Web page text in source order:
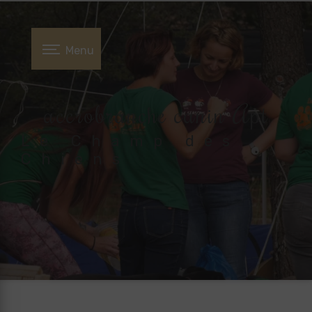
Menu
accrobranche canin Apt
Le Champ des
Chiens